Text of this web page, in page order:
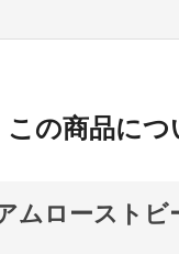
この商品につ
ムロースト